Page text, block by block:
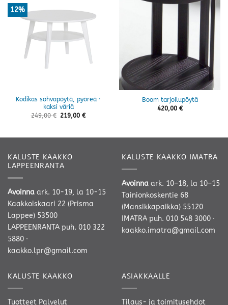
12%
Kodikas sohvapöytä, pyöreä ·
kaksi väriä
249,00€ 219,00€
Boom tarjoilupöytä
420,00 €
KALUSTE KAAKKO
LAPPEENRANTA
Avoinna ark. 10-19, la 10-15
Kaakkoiskaari 22 (Prisma
Lappee) 53500
LAPPEENRANTA puh. 010 322
5880 ·
kaakko.lpr@gmail.com
KALUSTE KAAKKO IMATRA
Avoinna ark. 10–18, la 10–15
Tainionkoskentie 68
(Mansikkapaikka) 55120
IMATRA puh. 010 548 3000 ·
kaakko.imatra@gmail.com
KALUSTE KAAKKO
Tuotteet Palvelut
ASIAKKAALLE
Tilaus- ja toimitusehdot